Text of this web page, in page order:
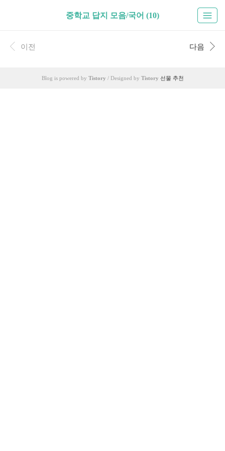
중학교 답지 모음/국어 (10)
이전 다음
Blog is powered by Tistory / Designed by Tistory 선물 추천